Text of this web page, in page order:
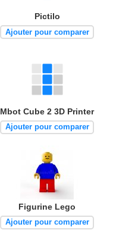
Pictilo
Ajouter pour comparer
Mbot Cube 2 3D Printer
Ajouter pour comparer
Figurine Lego
Ajouter pour comparer